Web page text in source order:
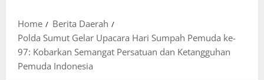
Home
Berita Daerah
Polda Sumut Gelar Upacara Hari Sumpah Pemuda ke-
97: Kobarkan Semangat Persatuan dan Ketangguhan
Pemuda Indonesia